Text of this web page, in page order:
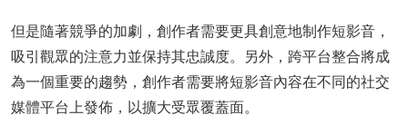
但是隨著競爭的加劇，創作者需要更具創意地制作短影音，
吸引觀眾的注意力並保持其忠誠度。另外，跨平台整合將成
為一個重要的趨勢，創作者需要將短影音內容在不同的社交
媒體平台上發佈，以擴大受眾覆蓋面。